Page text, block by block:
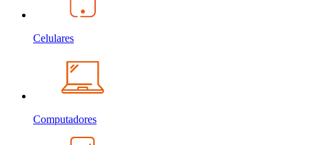
Celulares
Computadores